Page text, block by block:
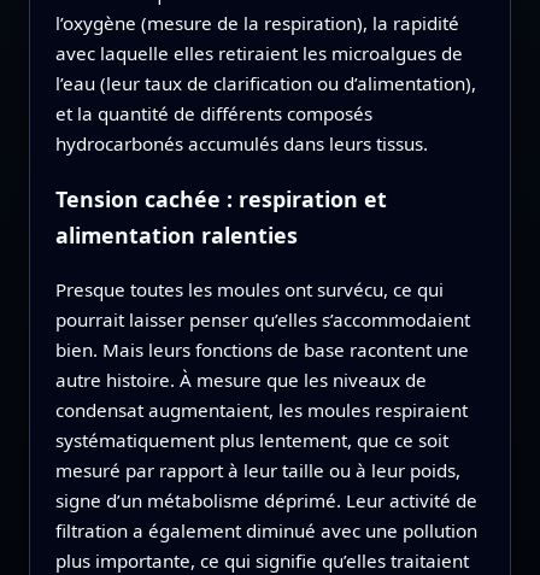
l’oxygène (mesure de la respiration), la rapidité
avec laquelle elles retiraient les microalgues de
l’eau (leur taux de clarification ou d’alimentation),
et la quantité de différents composés
hydrocarbonés accumulés dans leurs tissus.
Tension cachée : respiration et
alimentation ralenties
Presque toutes les moules ont survécu, ce qui
pourrait laisser penser qu’elles s’accommodaient
bien. Mais leurs fonctions de base racontent une
autre histoire. À mesure que les niveaux de
condensat augmentaient, les moules respiraient
systématiquement plus lentement, que ce soit
mesuré par rapport à leur taille ou à leur poids,
signe d’un métabolisme déprimé. Leur activité de
filtration a également diminué avec une pollution
plus importante, ce qui signifie qu’elles traitaient